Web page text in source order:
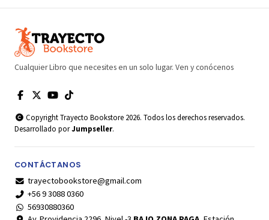
Cualquier Libro que necesites en un solo lugar. Ven y conócenos
Copyright Trayecto Bookstore 2026. Todos los derechos reservados.
Desarrollado porJumpseller.
CONTÁCTANOS
trayectobookstore@gmail.com
+56 9 3088 0360
56930880360